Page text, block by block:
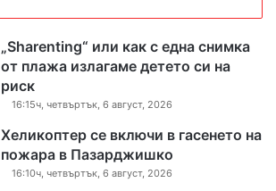
„Sharenting“ или как с една снимка
от плажа излагаме детето си на
риск
16:15ч, четвъртък, 6 август, 2026
Хеликоптер се включи в гасенето на
пожара в Пазарджишко
16:10ч, четвъртък, 6 август, 2026